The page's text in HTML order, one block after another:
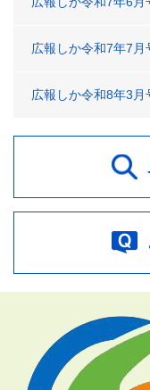
広報しか令和7年7月
広報しか令和8年3月